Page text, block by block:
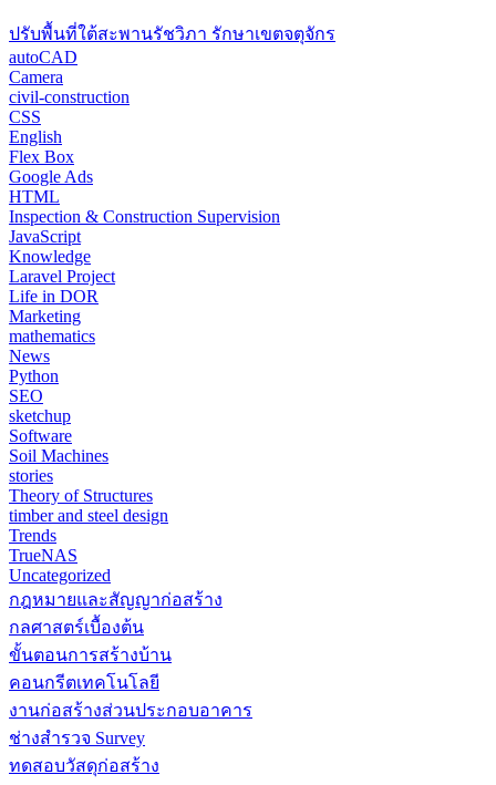
ปรับพื้นที่ใต้สะพานรัชวิภา รักษาเขตจตุจักร
autoCAD
Camera
civil-construction
CSS
English
Flex Box
Google Ads
HTML
Inspection & Construction Supervision
JavaScript
Knowledge
Laravel Project
Life in DOR
Marketing
mathematics
News
Python
SEO
sketchup
Software
Soil Machines
stories
Theory of Structures
timber and steel design
Trends
TrueNAS
Uncategorized
กฎหมายและสัญญาก่อสร้าง
กลศาสตร์เบื้องต้น
ขั้นตอนการสร้างบ้าน
คอนกรีตเทคโนโลยี
งานก่อสร้างส่วนประกอบอาคาร
ช่างสำรวจ Survey
ทดสอบวัสดุก่อสร้าง